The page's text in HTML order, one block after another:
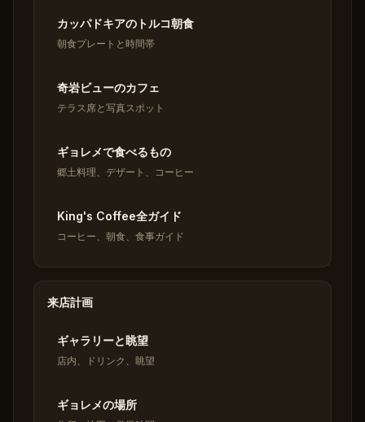
カッパドキアのトルコ朝食
朝食プレートと時間帯
奇岩ビューのカフェ
テラス席と写真スポット
ギョレメで食べるもの
郷土料理、デザート、コーヒー
King's Coffee全ガイド
コーヒー、朝食、食事ガイド
来店計画
ギャラリーと眺望
店内、ドリンク、眺望
ギョレメの場所